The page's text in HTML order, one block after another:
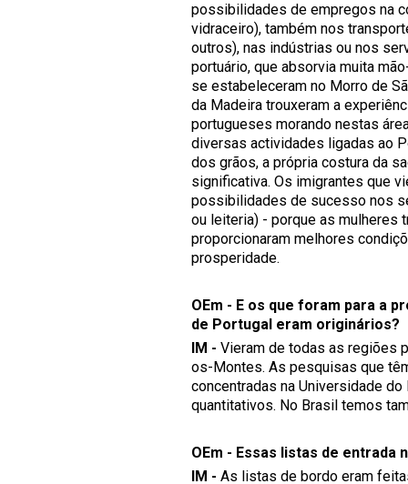
possibilidades de empregos na
vidraceiro), também nos
outros), nas indústrias ou nos
portuário, que absorvia muita
se estabeleceram no Morro de
da Madeira trouxeram a
portugueses morando nestas
diversas actividades ligadas ao
dos grãos, a própria costura da
significativa. Os imigrantes que
possibilidades de sucesso nos
ou leiteria) - porque as mulheres
proporcionaram melhores
prosperidade.
OEm - E os que foram para a
de Portugal eram originários?
IM - Vieram de todas as regiões
os-Montes. As pesquisas que
concentradas na Universidade
quantitativos. No Brasil temos
OEm - Essas listas de entrada
IM - As listas de bordo eram